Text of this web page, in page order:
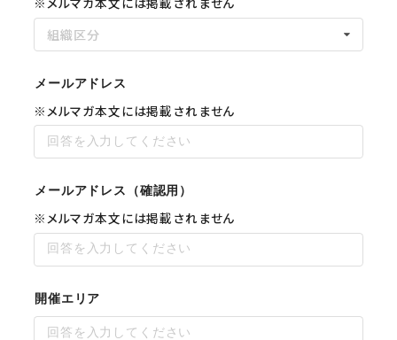
組織区分
メールアドレス
※メルマガ本文には掲載されません
メールアドレス（確認用）
※メルマガ本文には掲載されません
開催エリア